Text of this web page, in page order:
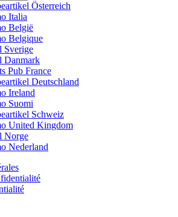
Österreich
Italia
België
Belgique
Sverige
Danmark
Pub France
Deutschland
Ireland
Suomi
Schweiz
United Kingdom
Norge
Nederland